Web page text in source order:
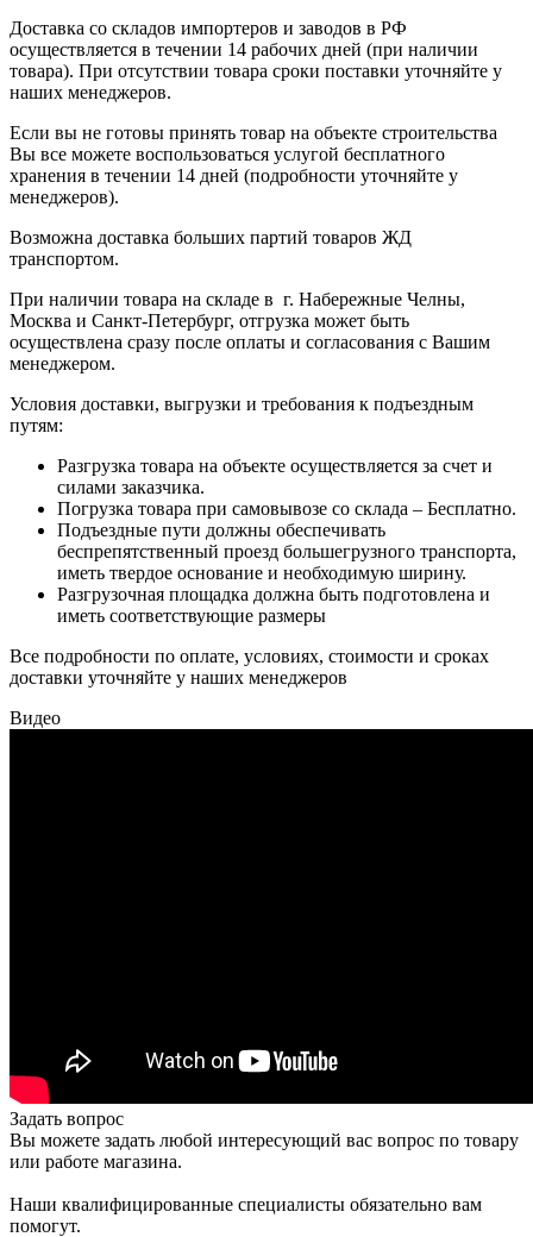
Доставка со складов импортеров и заводов в РФ
осуществляется в течении 14 рабочих дней (при наличии
товара). При отсутствии товара сроки поставки уточняйте у
наших менеджеров.
Если вы не готовы принять товар на объекте строительства
Вы все можете воспользоваться услугой бесплатного
хранения в течении 14 дней (подробности уточняйте у
менеджеров).
Возможна доставка больших партий товаров ЖД
транспортом.
При наличии товара на складе в г. Набережные Челны,
Москва и Санкт-Петербург, отгрузка может быть
осуществлена сразу после оплаты и согласования с Вашим
менеджером.
Условия доставки, выгрузки и требования к подъездным
путям:
Разгрузка товара на объекте осуществляется за счет и
силами заказчика.
Погрузка товара при самовывозе со склада – Бесплатно.
Подъездные пути должны обеспечивать
беспрепятственный проезд большегрузного транспорта,
иметь твердое основание и необходимую ширину.
Разгрузочная площадка должна быть подготовлена и
иметь соответствующие размеры
Все подробности по оплате, условиях, стоимости и сроках
доставки уточняйте у наших менеджеров
Видео
Задать вопрос
Вы можете задать любой интересующий вас вопрос по товару
или работе магазина.
Наши квалифицированные специалисты обязательно вам
помогут.